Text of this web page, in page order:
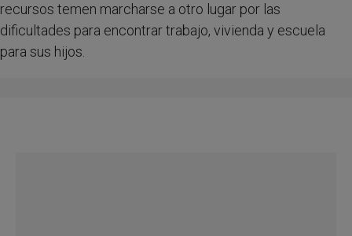
recursos temen marcharse a otro lugar por las
dificultades para encontrar trabajo, vivienda y escuela
para sus hijos.